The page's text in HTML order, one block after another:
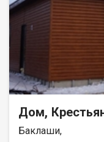
объездную дорогу
оформлении
юридическое
сертификатом,
формами расчёта,
первоначальным
недвижимости с 2005
Дом,
Баклаши,